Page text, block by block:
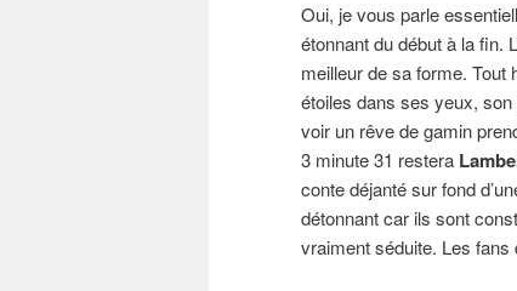
Oui, je vous parle
étonnant du début à la fin.
meilleur de sa forme. Tout
étoiles dans ses yeux, son
voir un rêve de gamin
3 minute 31 restera
conte déjanté sur fond
détonnant car ils sont
vraiment séduite. Les